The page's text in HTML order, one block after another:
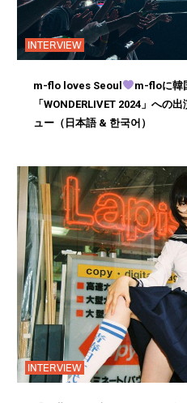
INTERVIEW
m-flo loves Seoul
m-floに韓
「WONDERLIVET 2024」への
ュー（日本語 & 한국어）
INTERVIEW